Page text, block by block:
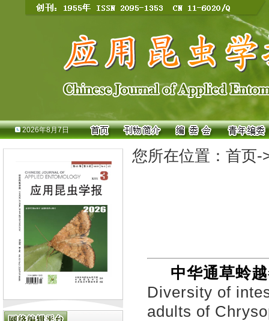
2026年8月7日
您所在位置： 首页-
中华通草蛉
Diversity of
adults of